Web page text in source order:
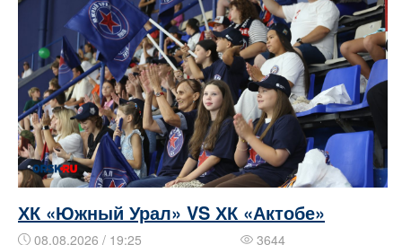
ХК «Южный Урал» VS ХК «Актобе»
08.08.2026 / 19:25 3644